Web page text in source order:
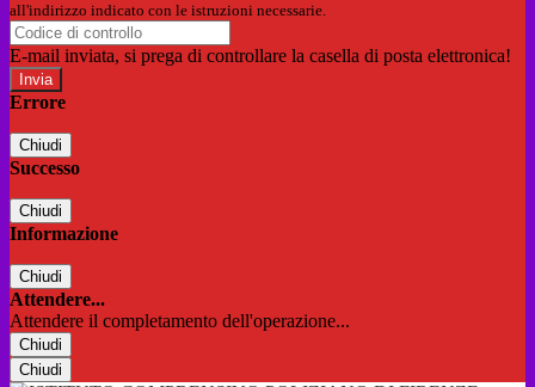
all'indirizzo indicato con le istruzioni necessarie.
E-mail inviata, si prega di controllare la casella di posta elettronica!
Errore
Chiudi
Successo
Chiudi
Informazione
Chiudi
Attendere...
Attendere il completamento dell'operazione...
Chiudi
Chiudi